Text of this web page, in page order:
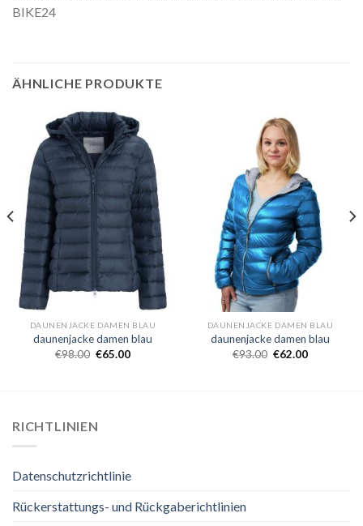
BIKE24
ÄHNLICHE PRODUKTE
DAUNENJACKE DAMEN BLAU
daunenjacke damen blau
€98.00 €65.00
DAUNENJACKE DAMEN BLAU
daunenjacke damen blau
€93.00 €62.00
RICHTLINIEN
Datenschutzrichtlinie
Rückerstattungs- und Rückgaberichtlinien